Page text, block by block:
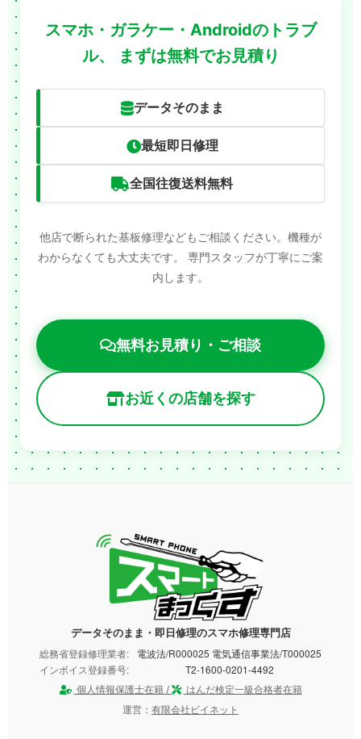
スマホ・ガラケー・Androidのトラブ
ル、
まずは無料でお見積り
データそのまま
最短即日修理
全国往復送料無料
他店で断られた基板修理などもご相談ください。機種が
わからなくても大丈夫です。
専門スタッフが丁寧にご案
内します。
無料お見積り・ご相談
お近くの店舗を探す
データそのまま・即日修理のスマホ修理専門店
総務省登録修理業者:
電波法/R000025 電気通信事業法/T000025
インボイス登録番号:
T2-1600-0201-4492
個人情報保護士在籍 /
はんだ検定一級合格者在籍
運営： 有限会社ビイネット